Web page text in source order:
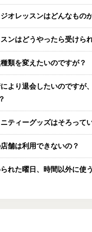
オレッスンはどんなもの
ンはどうやったら受けら
類を変えたいのですが？
より退会したいのですが
ティーグッズはそろって
舗は利用できないの？
れた曜日、時間以外に使